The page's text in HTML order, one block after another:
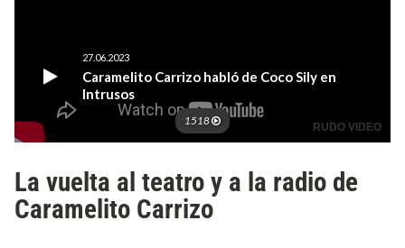
La vuelta al teatro y a la radio de
Caramelito Carrizo